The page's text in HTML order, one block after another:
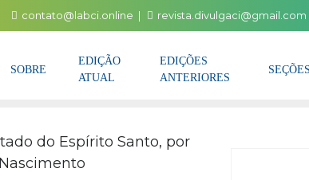
contato@labci.online revista.divulgaci@gmail.com
SOBRE
EDIÇÃO
ATUAL
EDIÇÕES
ANTERIORES
SEÇÕES